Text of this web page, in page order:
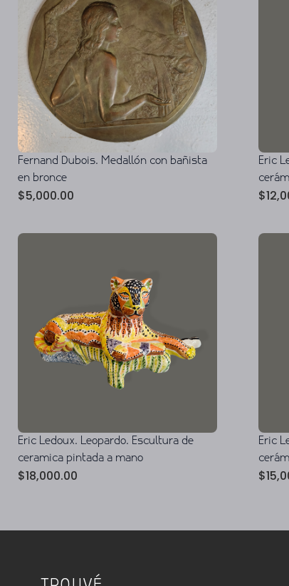
Fernand Dubois. Medallón con bañista
en bronce
$5,000.00
Eric
$
Eric Ledoux. Leopardo. Escultura de
ceramica pintada a mano
$18,000.00
Eric
$